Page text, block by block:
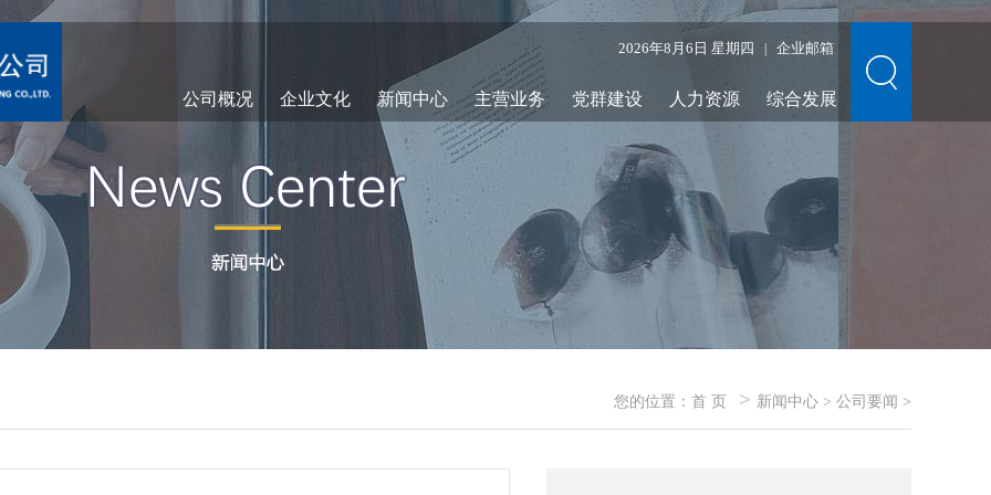
2026年8月6日 星期四 企业邮箱
公司概况 企业文化 新闻中心 主营业务 党群建设 人力资源 综合发展
您的位置： 首 页 > 新闻中心 > 公司要闻 >